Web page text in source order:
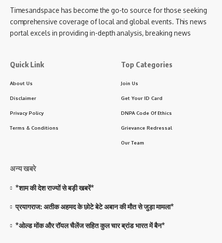
Timesandspace has become the go-to source for those seeking
comprehensive coverage of local and global events. This news
portal excels in providing in-depth analysis, breaking news
Quick Link
About Us
Disclaimer
Privacy Policy
Terms & Conditions
Top Categories
Join Us
Get Your ID Card
DNPA Code Of Ethics
Grievance Redressal
Our Team
अन्य खबरे
*शाम की देश राज्यों से बड़ी खबरें*
प्रयागराज: अतीक अहमद के छोटे बेटे अबान की मौत से जुड़ा मामला*
*ओल्ड मोंक और रॉयल चैलेंज सहित कुल चार ब्रांड भारत में बैन*